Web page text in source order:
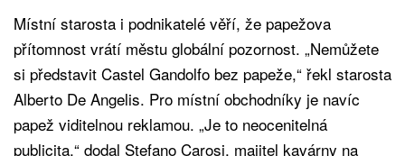
Místní starosta i podnikatelé věří, že papežova
přítomnost vrátí městu globální pozornost. „Nemůžete
si představit Castel Gandolfo bez papeže,“ řekl starosta
Alberto De Angelis. Pro místní obchodníky je navíc
papež viditelnou reklamou. „Je to neocenitelná
publicita,“ dodal Stefano Carosi, majitel kavárny na